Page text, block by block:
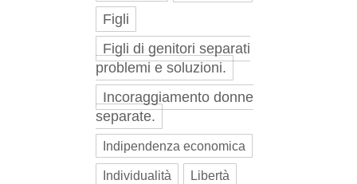
Figli
Figli di genitori separati
problemi e soluzioni.
Incoraggiamento donne
separate.
Indipendenza economica
Individualità Libertà